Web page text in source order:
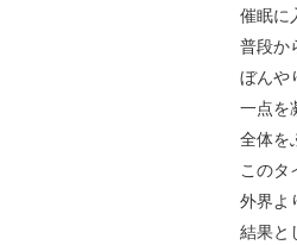
催眠に
普段か
ぼんや
一点を
全体を
このタ
外界よ
結果と